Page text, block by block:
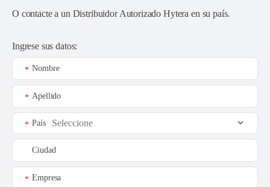
O contacte a un Distribuidor Autorizado Hytera en su país.
Ingrese sus datos:
Nombre
*
Apellido
*
País
*
Ciudad
Empresa
*